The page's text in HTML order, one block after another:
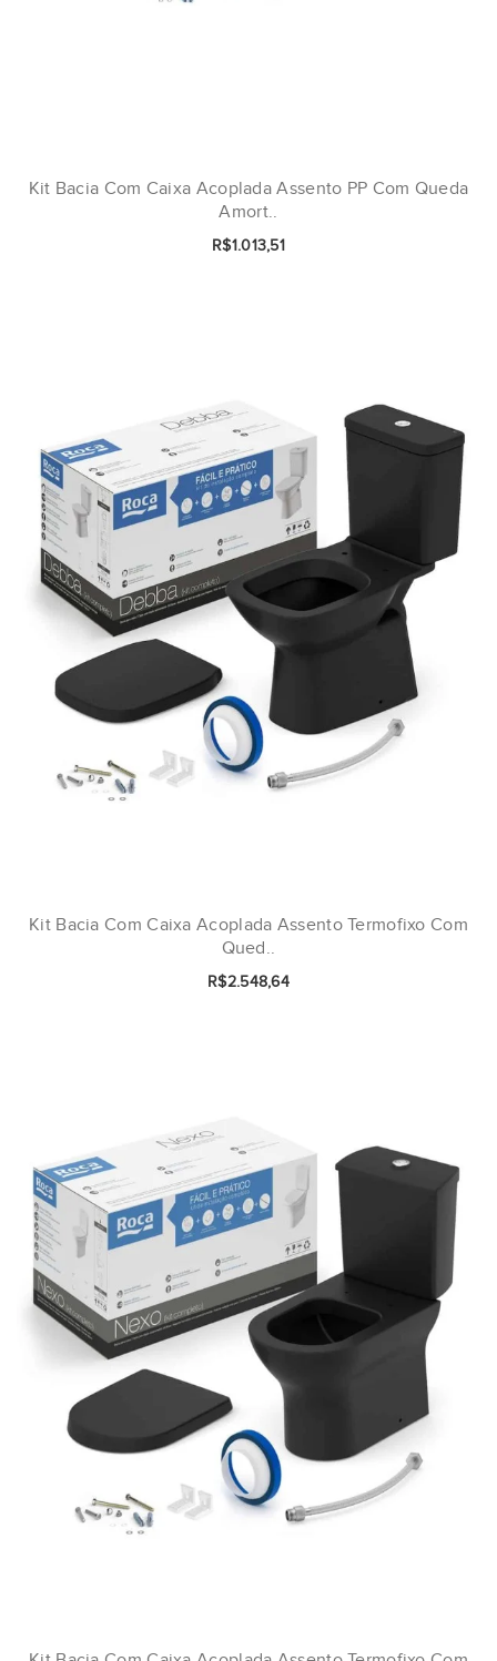
Kit Bacia Com Caixa Acoplada Assento PP Com Queda
Amort..
R$1.013,51
Kit Bacia Com Caixa Acoplada Assento Termofixo Com
Qued..
R$2.548,64